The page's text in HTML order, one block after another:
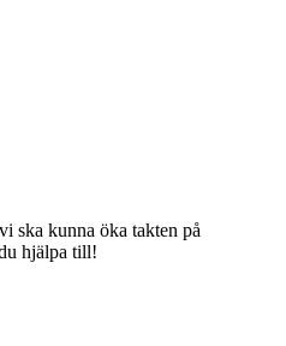
ska kunna öka takten på
hjälpa till!